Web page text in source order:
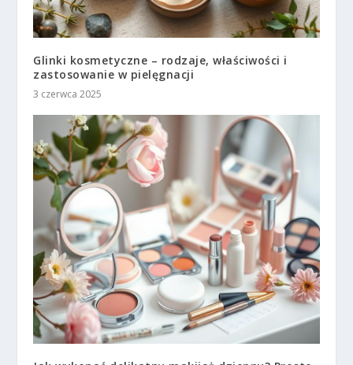
Glinki kosmetyczne – rodzaje, właściwości i
zastosowanie w pielęgnacji
3 czerwca 2025